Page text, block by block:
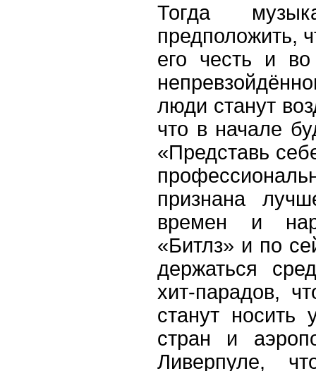
Тогда
предположить,
его честь и
люди станут
что в начале
«Представь
признана
времен и
«Битлз» и по
держаться
хит-парадов,
станут носить
стран и
Ливерпуле,